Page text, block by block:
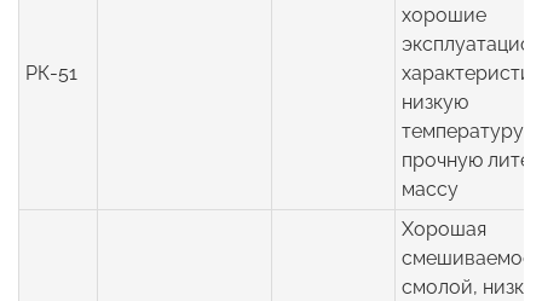
РК-51
хорошие
низкую
температуру и
прочную
массу
Хорошая
смолой,